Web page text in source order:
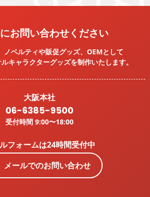
お問い合わせください
ノベルティや販促グッズ、OEMとして
キャラクターグッズを制作いたします。
大阪本社
06-6385-9500
受付時間 9:00〜18:00
フォームは24時間受付中
メールでのお問い合わせ